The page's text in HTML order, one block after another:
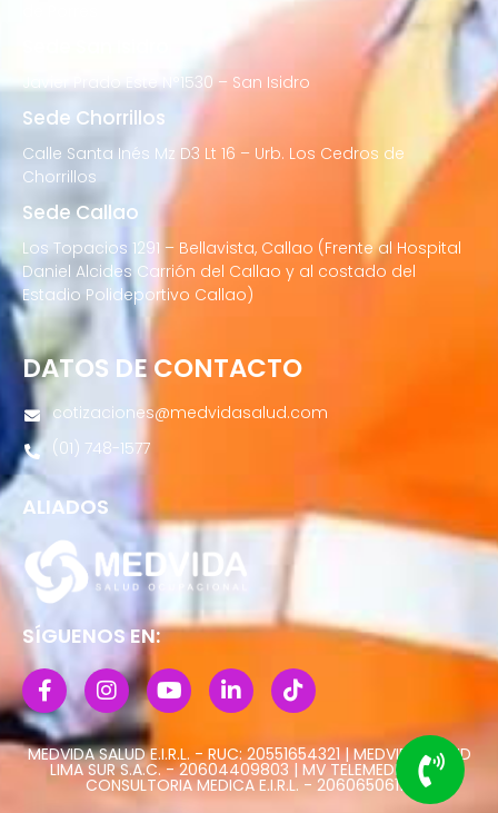
Javier Prado Este N°1530 – San Isidro
Sede Chorrillos
Calle Santa Inés Mz D3 Lt 16 – Urb. Los Cedros de
Chorrillos
Sede Callao
Los Topacios 1291 – Bellavista, Callao (Frente al Hospital
Daniel Alcides Carrión del Callao y al costado del
Estadio Polideportivo Callao)
DATOS DE CONTACTO
cotizaciones@medvidasalud.com
(01) 748-1577
ALIADOS
SÍGUENOS EN:
MEDVIDA SALUD E.I.R.L. - RUC: 20551654321 | MEDVIDA SALUD
LIMA SUR S.A.C. - 20604409803 | MV TELEMEDICINA Y
CONSULTORIA MEDICA E.I.R.L. - 20606506113